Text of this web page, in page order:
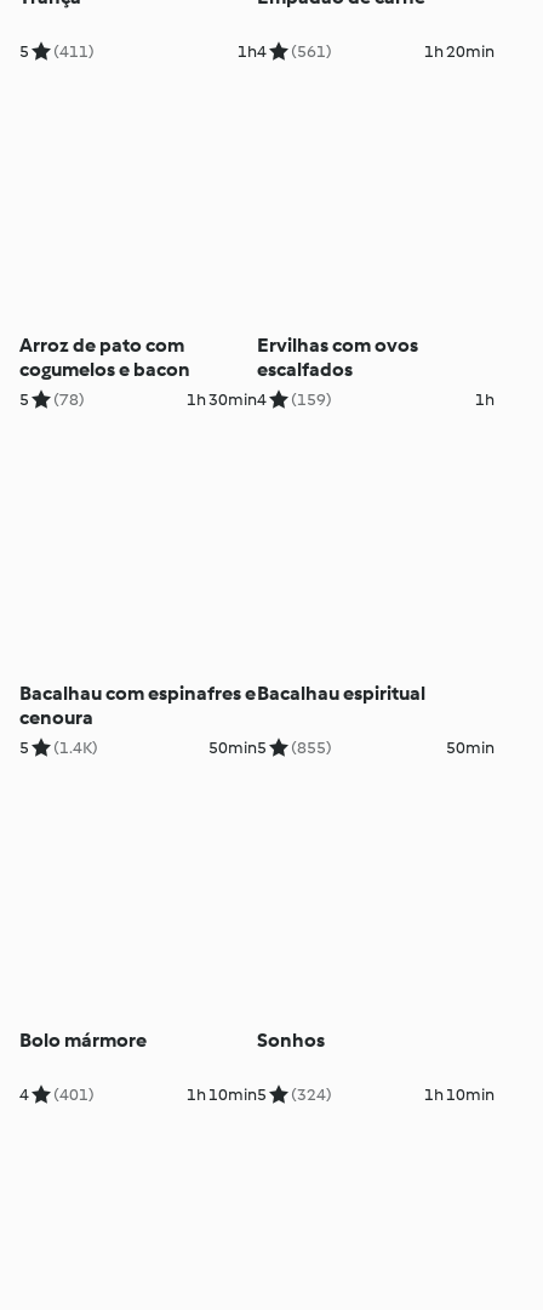
5 (411) 1h4 (561) 1h 20min
Arroz de pato com
cogumelos e bacon
5 (78) 1h 30min
Ervilhas com ovos
escalfados
4 (159) 1h
Bacalhau com espinafres e
cenoura
5 (1.4K) 50min
Bacalhau espiritual
5 (855) 50min
Bolo mármore
4 (401) 1h 10min
Sonhos
5 (324) 1h 10min